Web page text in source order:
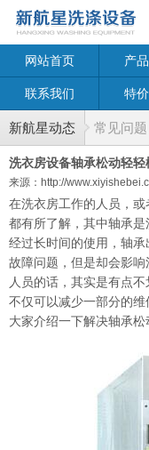
网站首页 产
联系我们 特
新航星动态 常见问题
洗衣房设备轴承松动轻轻
来源：http://
在洗衣房工作的人员，
都有所了解，其中轴承
经过长时间的使用，轴
故障问题，但是却会影
人员的话，其实是有点
不仅可以减少一部分的
大家介绍一下解决轴承松